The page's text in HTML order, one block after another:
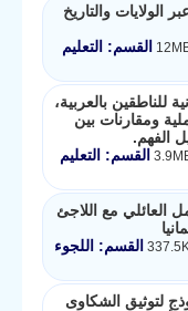
الولايات والتاريخ
القسم: التعليم
للناطقين بالعربية،
ومقارنات بين
الفهم.
القسم: التعليم
العائلي مع اللاجئ
القسم: اللجوء
لتوثيق الشكاوى